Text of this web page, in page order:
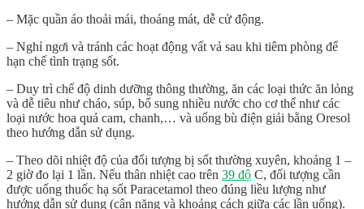
– Mặc quần áo thoải mái, thoáng mát, dễ cử động.
– Nghỉ ngơi và tránh các hoạt động vất vả sau khi tiêm phòng để
hạn chế tình trạng sốt.
– Duy trì chế độ dinh dưỡng thông thường, ăn các loại thức ăn lỏng
và dễ tiêu như cháo, súp, bổ sung nhiều nước cho cơ thể như các
loại nước hoa quả cam, chanh,… và uống bù điện giải bằng Oresol
theo hướng dẫn sử dụng.
– Theo dõi nhiệt độ của đối tượng bị sốt thường xuyên, khoảng 1 –
2 giờ đo lại 1 lần. Nếu thân nhiệt cao trên 39 độ C, đối tượng cần
được uống thuốc hạ sốt Paracetamol theo đúng liều lượng như
hướng dẫn sử dụng (cân nặng và khoảng cách giữa các lần uống).